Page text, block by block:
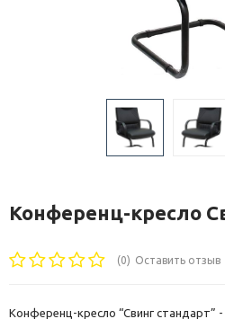
Конференц-кресло
(0) Оставить отзыв
Конференц-кресло “Свинг стандарт”